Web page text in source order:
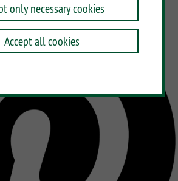
only necessary cookies
Accept all cookies